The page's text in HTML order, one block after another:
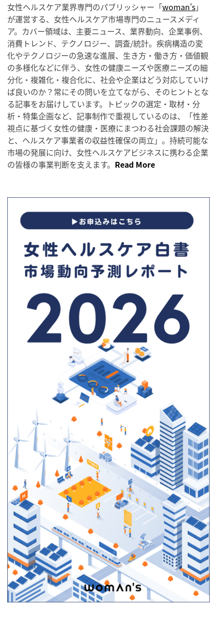
女性ヘルスケア業界専門のパブリッシャー「woman’s」
が運営する、女性ヘルスケア市場専門のニュースメディ
ア。カバー領域は、主要ニュース、業界動向、企業事例、
消費トレンド、テクノロジー、調査/統計。疾病構造の変
化やテクノロジーの急速な進展、生き方・働き方・価値観
の多様化などに伴う、女性の健康ニーズや医療ニーズの細
分化・複雑化・複合化に、社会や企業はどう対応していけ
ば良いのか？常にその問いを立てながら、そのヒントとな
る記事をお届けしています。トピックの選定・取材・分
析・特集企画など、記事制作で重視しているのは、「性差
視点に基づく女性の健康・医療にまつわる社会課題の解決
と、ヘルスケア事業者の収益性確保の両立」。持続可能な
市場の発展に向け、女性ヘルスケアビジネスに携わる企業
の皆様の事業判断を支えます。 Read More